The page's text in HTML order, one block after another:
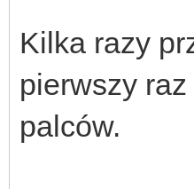
Kilka razy
pierwszy
palców.